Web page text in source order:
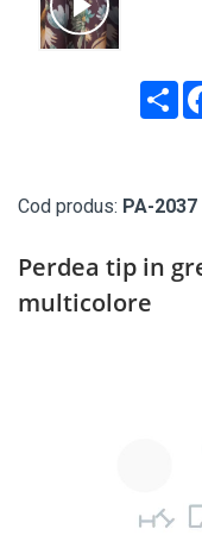
Cod produs: PA-2037
Perdea tip in
multicolore